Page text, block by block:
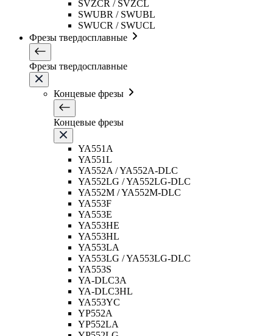
SVZCR / SVZCL
SWUBR / SWUBL
SWUCR / SWUCL
Фрезы твердосплавные
Фрезы твердосплавные
Концевые фрезы
Концевые фрезы
YA551A
YA551L
YA552A / YA552A-DLC
YA552LG / YA552LG-DLC
YA552M / YA552M-DLC
YA553F
YA553E
YA553HE
YA553HL
YA553LA
YA553LG / YA553LG-DLC
YA553S
YA-DLC3A
YA-DLC3HL
YA553YC
YP552A
YP552LA